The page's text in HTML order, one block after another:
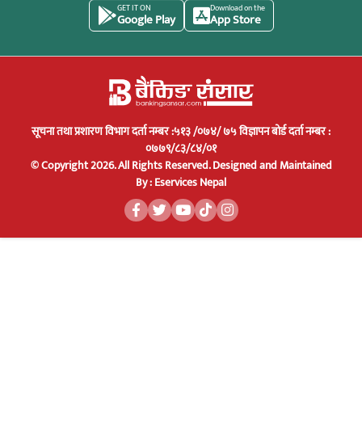
GET IT ON
Google Play
Download on the
App Store
सूचना तथा प्रशारण विभाग दर्ता नम्बर :५१३ /०७४/ ७५ विज्ञापन बोर्ड दर्ता नम्बर :
०७७९/८३/८४/०१
© Copyright 2026. All Rights Reserved.Designed and Maintained
By :Eservices Nepal